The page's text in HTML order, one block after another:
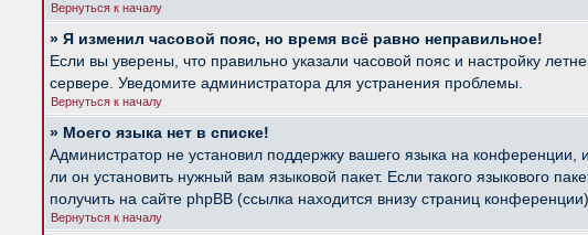
Вернуться к началу
» Я изменил часовой пояс, но время всё равно неправильное!
Если вы уверены, что правильно указали часовой пояс и настройку
сервере. Уведомите администратора для устранения проблемы.
Вернуться к началу
» Моего языка нет в списке!
Администратор не установил поддержку вашего языка на
ли он установить нужный вам языковой пакет. Если такого языкового
получить на сайте phpBB (ссылка находится внизу страниц конференции).
Вернуться к началу